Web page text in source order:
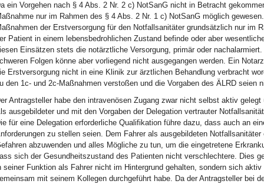
ein Vorgehen nach § 4 Abs. 2 Nr. 2 c) NotSanG nicht in Betracht
nur im Rahmen des § 4 Abs. 2 Nr. 1 c) NotSanG möglich
der Erstversorgung für den Notfallsanitäter grundsätzlich nur im
Patient in einem lebensbedrohlichen Zustand befinde oder aber
Einsätzen stets die notärztliche Versorgung, primär oder
Folgen könne aber vorliegend nicht ausgegangen werden. Ein
Erstversorgung nicht in eine Klinik zur ärztlichen Behandlung verbracht
den 1c- und 2c-Maßnahmen verstoßen und die Vorgaben des ÄLRD seien
Antragsteller habe den intravenösen Zugang zwar nicht selbst aktiv
ausgebildeter und mit den Vorgaben der Delegation vertrauter
für eine Delegation erforderliche Qualifikation führe dazu, dass auch an
zu stellen seien. Dem Fahrer als ausgebildeten
abzuwenden und alles Mögliche zu tun, um die eingetretene
sich der Gesundheitszustand des Patienten nicht verschlechtere. Dies
seiner Funktion als Fahrer nicht im Hintergrund gehalten, sondern sich
mit seinem Kollegen durchgeführt habe. Da der Antragsteller bei